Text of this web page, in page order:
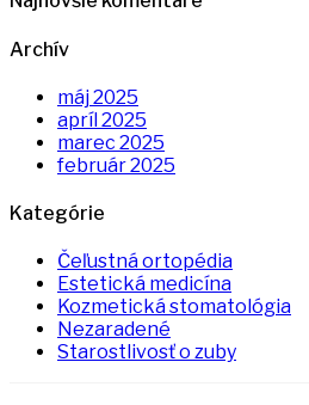
Archív
máj 2025
apríl 2025
marec 2025
február 2025
Kategórie
Čeľustná ortopédia
Estetická medicína
Kozmetická stomatológia
Nezaradené
Starostlivosť o zuby